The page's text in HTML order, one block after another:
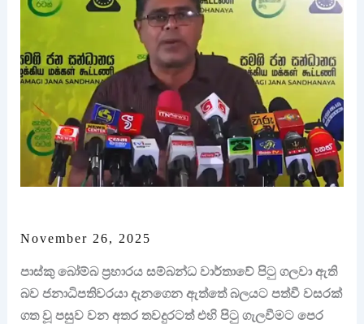
November 26, 2025
පාස්කු බෝම්බ ප්‍රහාරය සම්බන්ධ වාර්තාවේ පිටු ගලවා ඇති
බව ජනාධිපතිවරයා දැනගෙන ඇත්තේ බලයට පත්වී වසරක්
ගත වූ පසුව වන අතර තවදුරටත් එහි පිටු ගැලවීමට පෙර